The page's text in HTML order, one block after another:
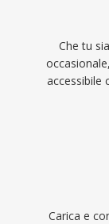
Che tu
accessibile
Carica e